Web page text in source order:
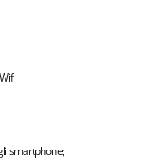
smartphone;